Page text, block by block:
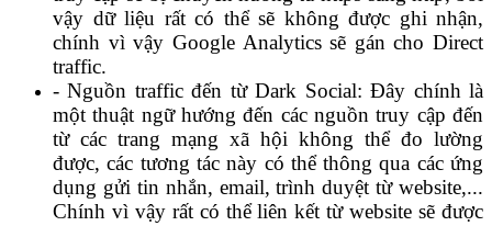
vậy dữ liệu rất có thể sẽ không được ghi nhận,
chính vì vậy Google Analytics sẽ gán cho Direct
traffic.
- Nguồn traffic đến từ Dark Social: Đây chính là
một thuật ngữ hướng đến các nguồn truy cập đến
từ các trang mạng xã hội không thể đo lường
được, các tương tác này có thể thông qua các ứng
dụng gửi tin nhắn, email, trình duyệt từ website,...
Chính vì vậy rất có thể liên kết từ website sẽ được